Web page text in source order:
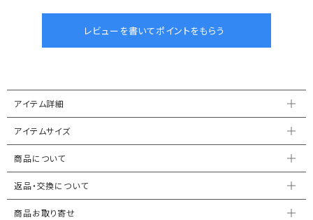
アイテム詳細
アイテムサイズ
商品について
返品・交換について
商品お取り寄せ